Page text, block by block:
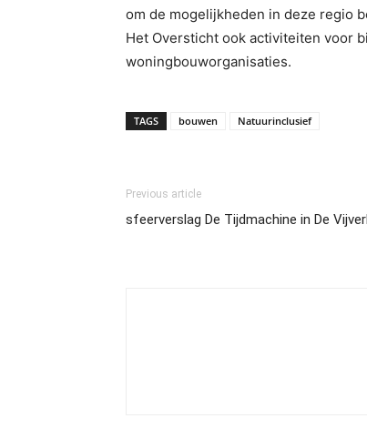
om de mogelijkheden in deze regio
Het Oversticht ook activiteiten voor
woningbouworganisaties.
TAGS bouwen Natuurinclusief
Previous article
sfeerverslag De Tijdmachine in De